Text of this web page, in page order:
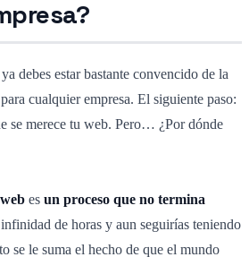
debes estar bastante convencido de la
cualquier empresa. El siguiente paso:
se merece tu web. Pero… ¿Por dónde
es un proceso que no termina
de horas y aun seguirías teniendo
se le suma el hecho de que el mundo